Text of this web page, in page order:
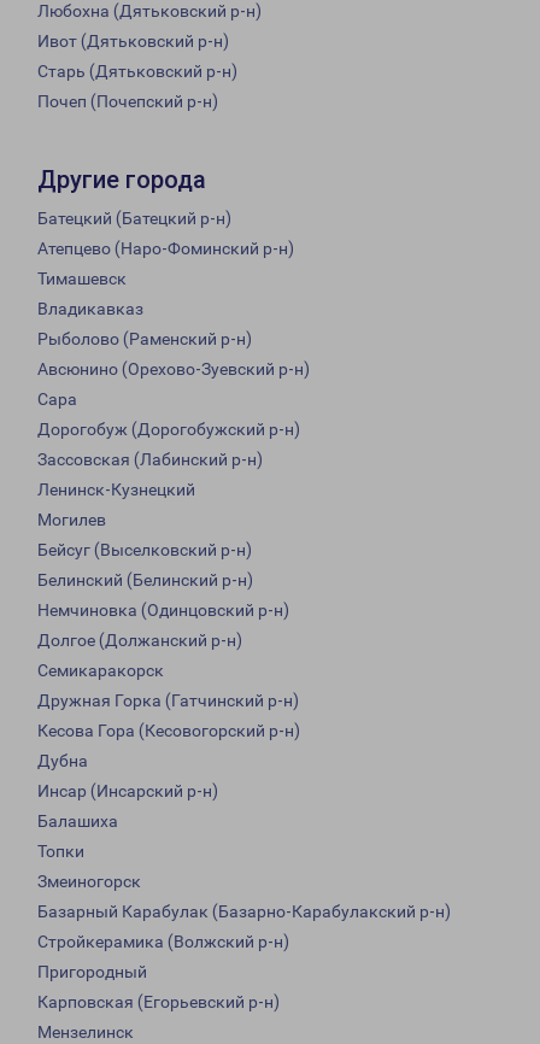
Любохна (Дятьковский р-н)
Ивот (Дятьковский р-н)
Старь (Дятьковский р-н)
Почеп (Почепский р-н)
Другие города
Батецкий (Батецкий р-н)
Атепцево (Наро-Фоминский р-н)
Тимашевск
Владикавказ
Рыболово (Раменский р-н)
Авсюнино (Орехово-Зуевский р-н)
Сара
Дорогобуж (Дорогобужский р-н)
Зассовская (Лабинский р-н)
Ленинск-Кузнецкий
Могилев
Бейсуг (Выселковский р-н)
Белинский (Белинский р-н)
Немчиновка (Одинцовский р-н)
Долгое (Должанский р-н)
Семикаракорск
Дружная Горка (Гатчинский р-н)
Кесова Гора (Кесовогорский р-н)
Дубна
Инсар (Инсарский р-н)
Балашиха
Топки
Змеиногорск
Базарный Карабулак (Базарно-Карабулакский р-н)
Стройкерамика (Волжский р-н)
Пригородный
Карповская (Егорьевский р-н)
Мензелинск